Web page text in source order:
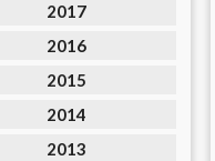
2017
2016
2015
2014
2013